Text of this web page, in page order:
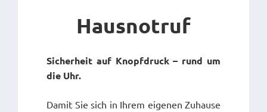
Hausnotruf
Sicherheit auf Knopfdruck – rund um
die Uhr.
Damit Sie sich in Ihrem eigenen Zuhause